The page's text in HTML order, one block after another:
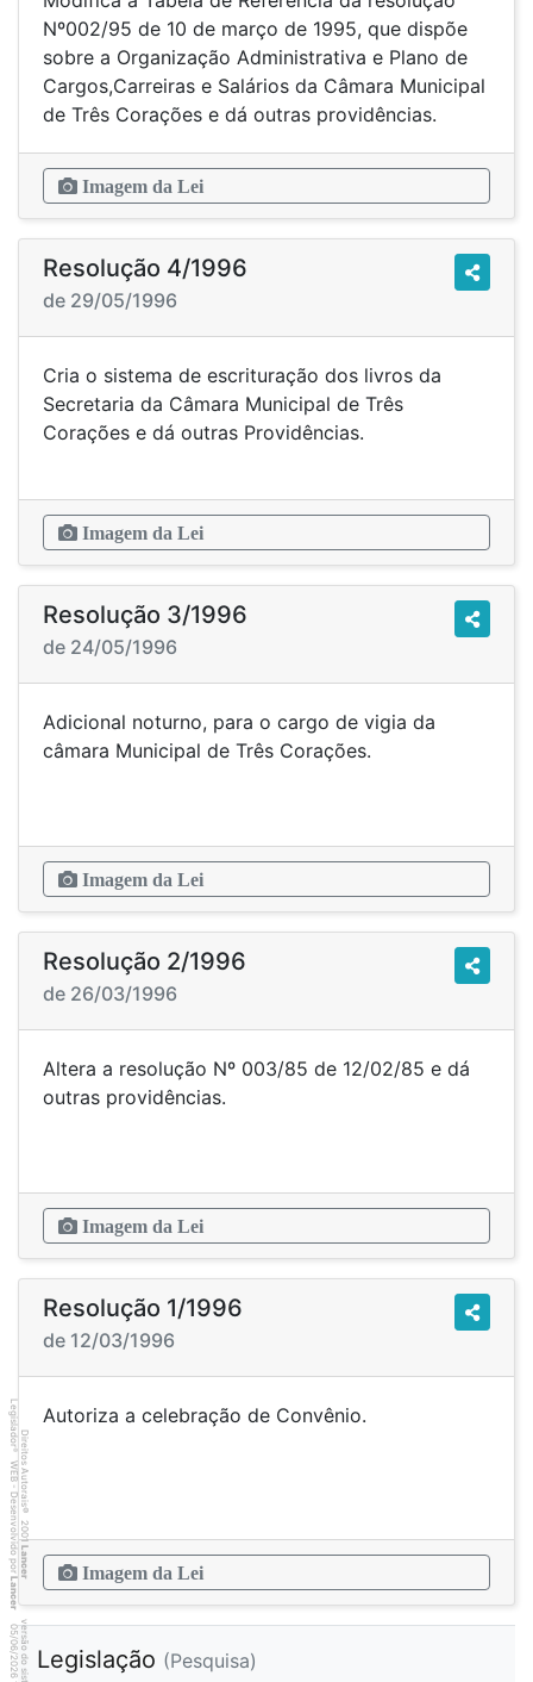
Nº002/95 de 10 de março de 1995, que dispõe
sobre a Organização Administrativa e Plano de
Cargos,Carreiras e Salários da Câmara Municipal
de Três Corações e dá outras providências.
Imagem da Lei
Resolução 4/1996
de 29/05/1996
Cria o sistema de escrituração dos livros da
Secretaria da Câmara Municipal de Três
Corações e dá outras Providências.
Imagem da Lei
Resolução 3/1996
de 24/05/1996
Adicional noturno, para o cargo de vigia da
câmara Municipal de Três Corações.
Imagem da Lei
Resolução 2/1996
de 26/03/1996
Altera a resolução Nº 003/85 de 12/02/85 e dá
outras providências.
Imagem da Lei
Resolução 1/1996
de 12/03/1996
Autoriza a celebração de Convênio.
Imagem da Lei
Legislação (Pesquisa)
Direitos Autorais
©
2001
Lancer
Legislador
®
WEB - Desenvolvido por
Lancer
5
3
4
:3
9
0
5
/
0
6
/
2
0
2
6